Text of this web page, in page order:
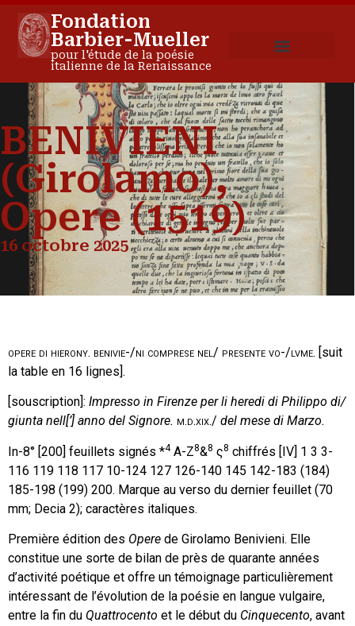
Fondation
Barbier-Mueller
pour l'étude de la poésie
italienne de la Renaissance
BENIVIENI
(Girolamo),
Opere (1519)
16 octobre 2025
opere di hierony. benivie-/ni comprese nel/ presente vo-/lvme. [suit
la table en 16 lignes].
[souscription]: Impresso in Firenze per li heredi di Philippo di/
giunta nell[’] anno del Signore. m.d.xix./ del mese di Marzo.
In-8° [200] feuillets signés *4A-Z8&8 ς8 chiffrés [IV] 1 3 3-
116 119 118 117 10-124 127 126-140 145 142-183 (184)
185-198 (199) 200. Marque au verso du dernier feuillet (70
mm; Decia 2); caractères italiques.
Première édition des Opere de Girolamo Benivieni. Elle
constitue une sorte de bilan de près de quarante années
d’activité poétique et offre un témoignage particulièrement
intéressant de l’évolution de la poésie en langue vulgaire,
entre la fin du Quattrocento et le début du Cinquecento, avant